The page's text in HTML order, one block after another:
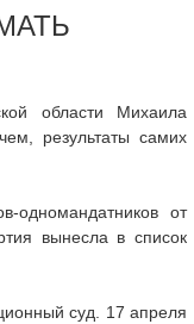
области Михаила
результаты самих
одномандатников от
вынесла в список
суд. 17 апреля